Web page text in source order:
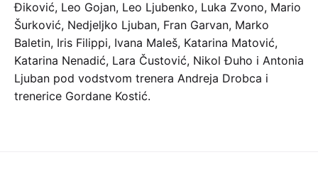
Điković, Leo Gojan, Leo Ljubenko, Luka Zvono, Mario
Šurković, Nedjeljko Ljuban, Fran Garvan, Marko
Baletin, Iris Filippi, Ivana Maleš, Katarina Matović,
Katarina Nenadić, Lara Čustović, Nikol Đuho i Antonia
Ljuban pod vodstvom trenera Andreja Drobca i
trenerice Gordane Kostić.